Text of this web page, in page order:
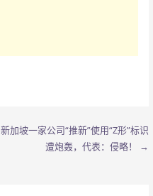
新加坡一家公司“推新”使用“Z形”标识
遭炮轰，代表：侵略！ →